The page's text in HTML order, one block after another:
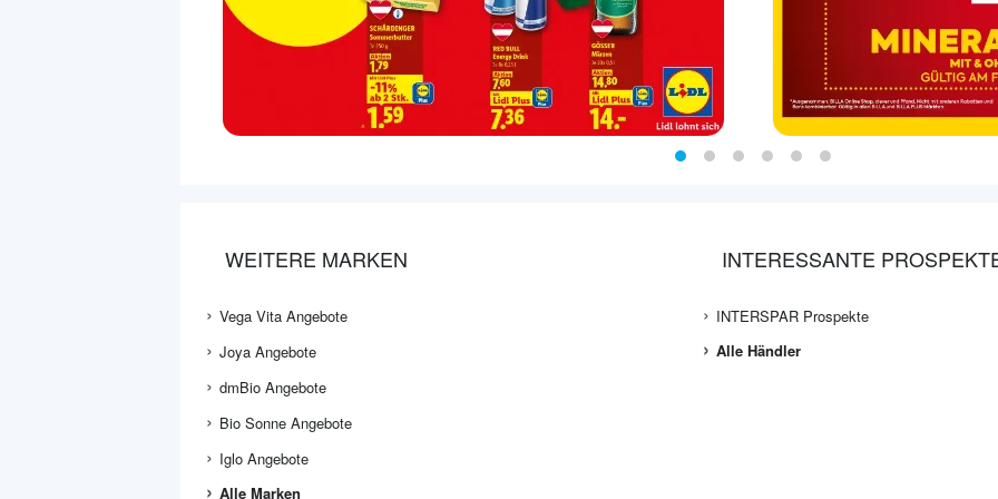
WEITERE MARKEN
Vega Vita Angebote
Joya Angebote
dmBio Angebote
Bio Sonne Angebote
Iglo Angebote
Alle Marken
INTERESSANTE
INTERSPAR Prospekte
Alle Händler